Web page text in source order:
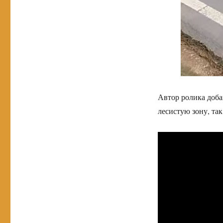
Автор ролика
лесистую зону,